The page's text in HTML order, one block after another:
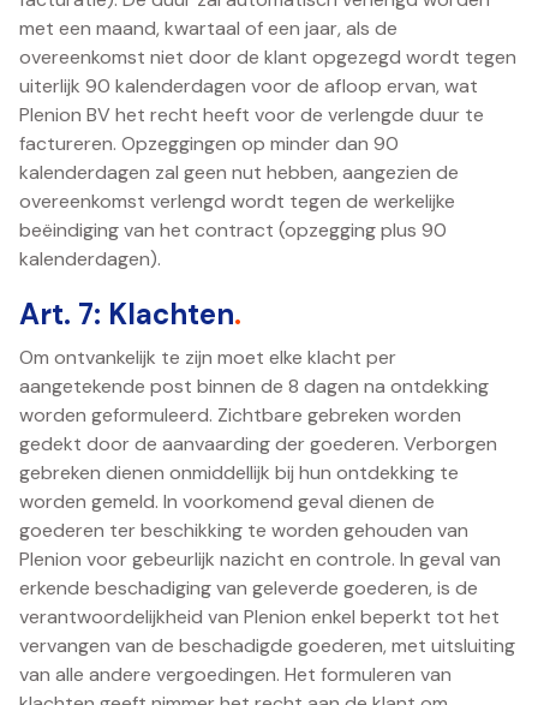
met een maand, kwartaal of een jaar, als de
overeenkomst niet door de klant opgezegd wordt tegen
uiterlijk 90 kalenderdagen voor de afloop ervan, wat
Plenion BV het recht heeft voor de verlengde duur te
factureren. Opzeggingen op minder dan 90
kalenderdagen zal geen nut hebben, aangezien de
overeenkomst verlengd wordt tegen de werkelijke
beëindiging van het contract (opzegging plus 90
kalenderdagen).
Art. 7: Klachten.
Om ontvankelijk te zijn moet elke klacht per
aangetekende post binnen de 8 dagen na ontdekking
worden geformuleerd. Zichtbare gebreken worden
gedekt door de aanvaarding der goederen. Verborgen
gebreken dienen onmiddellijk bij hun ontdekking te
worden gemeld. In voorkomend geval dienen de
goederen ter beschikking te worden gehouden van
Plenion voor gebeurlijk nazicht en controle. In geval van
erkende beschadiging van geleverde goederen, is de
verantwoordelijkheid van Plenion enkel beperkt tot het
vervangen van de beschadigde goederen, met uitsluiting
van alle andere vergoedingen. Het formuleren van